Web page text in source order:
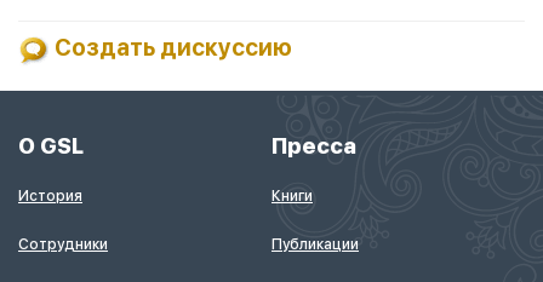
Создать дискуссию
О GSL
История
Сотрудники
Пресса
Книги
Публикации